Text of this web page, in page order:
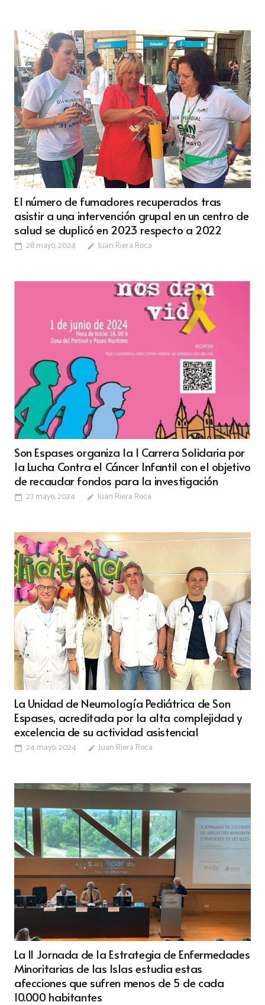
El número de fumadores recuperados tras
asistir a una intervención grupal en un centro de
salud se duplicó en 2023 respecto a 2022
calendar_today 28 mayo, 2024 edit Juan Riera Roca
Son Espases organiza la I Carrera Solidaria por
la Lucha Contra el Cáncer Infantil con el objetivo
de recaudar fondos para la investigación
calendar_today 27 mayo, 2024 edit Juan Riera Roca
La Unidad de Neumología Pediátrica de Son
Espases, acreditada por la alta complejidad y
excelencia de su actividad asistencial
calendar_today 24 mayo, 2024 edit Juan Riera Roca
La II Jornada de la Estrategia de Enfermedades
Minoritarias de las Islas estudia estas
afecciones que sufren menos de 5 de cada
10.000 habitantes